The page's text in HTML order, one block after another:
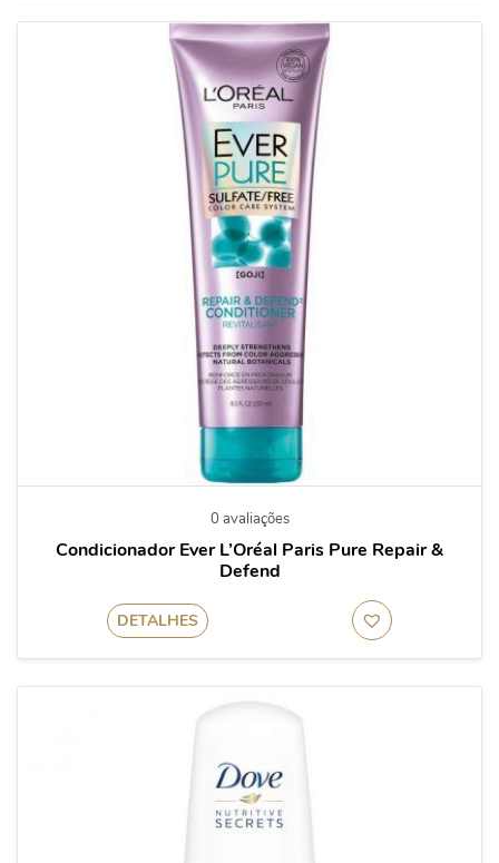
0 avaliações
Condicionador Ever L’Oréal Paris Pure Repair &
Defend
DETALHES